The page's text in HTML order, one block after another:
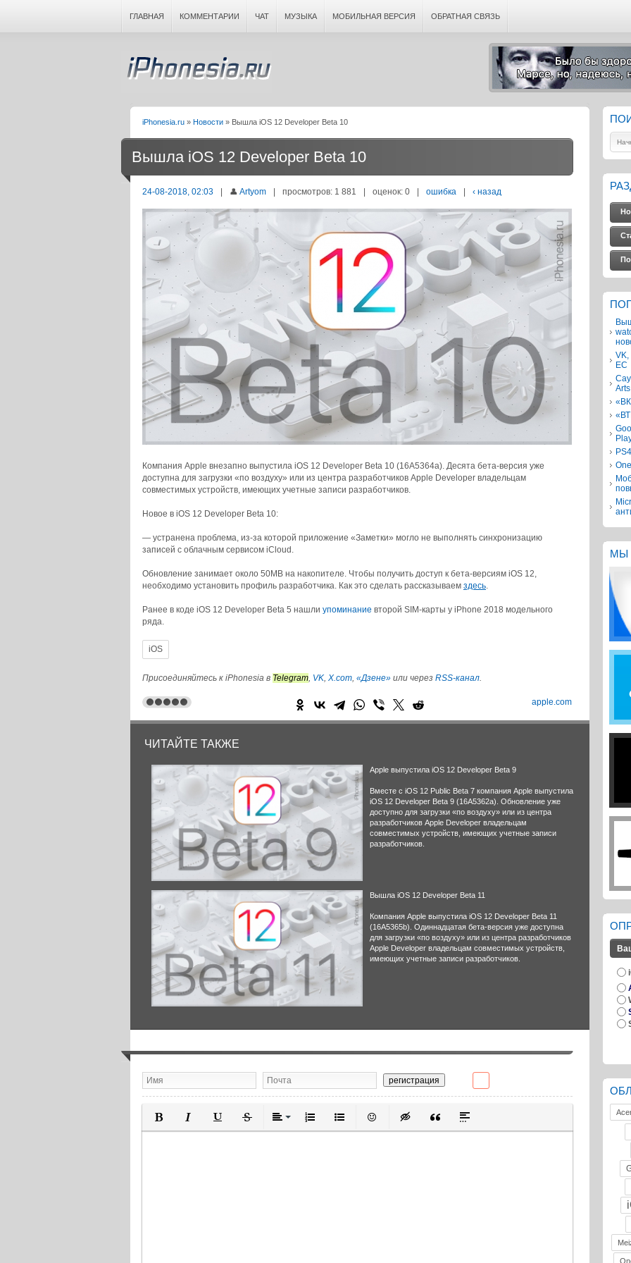
ГЛАВНАЯ КОММЕНТАРИИ ЧАТ МУЗЫКА МОБИЛЬНАЯ ВЕРСИЯ ОБРАТНАЯ СВЯЗЬ
iPhonesia.ru » Новости » Вышла iOS 12 Developer Beta 10
Вышла iOS 12 Developer Beta 10
24-08-2018, 02:03 | 👤 Artyom | просмотров: 1 881 | оценок: 0 | ошибка | ‹ назад
Компания Apple внезапно выпустила iOS 12 Developer Beta 10 (16A5364a). Десята бета-версия уже
доступна для загрузки «по воздуху» или из центра разработчиков Apple Developer владельцам
совместимых устройств, имеющих учетные записи разработчиков.
Новое в iOS 12 Developer Beta 10:
— устранена проблема, из-за которой приложение «Заметки» могло не выполнять синхронизацию
записей с облачным сервисом iCloud.
Обновление занимает около 50MB на накопителе. Чтобы получить доступ к бета-версиям iOS 12,
необходимо установить профиль разработчика. Как это сделать рассказываем здесь.
Ранее в коде iOS 12 Developer Beta 5 нашли упоминание второй SIM-карты у iPhone 2018 модельного
ряда.
iOS
Присоединяйтесь к iPhonesia в Telegram, VK, X.com, «Дзене» или через RSS-канал.
apple.com
ЧИТАЙТЕ ТАКЖЕ
Apple выпустила iOS 12 Developer Beta 9
Вместе с iOS 12 Public Beta 7 компания Apple выпустила
iOS 12 Developer Beta 9 (16A5362a). Обновление уже
доступно для загрузки «по воздуху» или из центра
разработчиков Apple Developer владельцам
совместимых устройств, имеющих учетные записи
разработчиков.
Вышла iOS 12 Developer Beta 11
Компания Apple выпустила iOS 12 Developer Beta 11
(16A5365b). Одиннадцатая бета-версия уже доступна
для загрузки «по воздуху» или из центра разработчиков
Apple Developer владельцам совместимых устройств,
имеющих учетные записи разработчиков.
регистрация
Полужирный
КурсивПодчеркнутый
ЗачеркнутыйВыравнивание
Нумерованный список
Маркированный список
Вставить смайлик
Вставка скрытого текста
Вставка цитаты
Вставка спойлера
VK,
ЕС
Arts
МЫ